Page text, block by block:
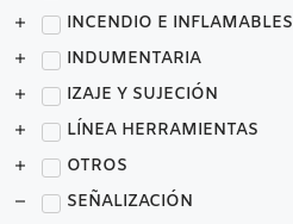
INCENDIO E INFLAMABLES
INDUMENTARIA
IZAJE Y SUJECIÓN
LÍNEA HERRAMIENTAS
OTROS
SEÑALIZACIÓN